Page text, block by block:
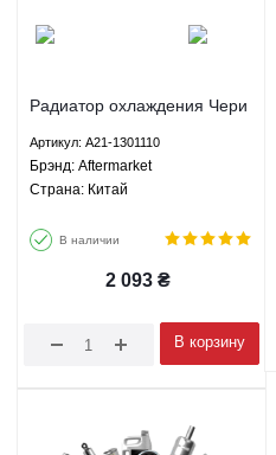
Радиатор охлаждения Чери
Chery Elara E5 M11 M12
Arrizo 3 1.5 1.6 2.0 МКПП -
A21-1301110 Aftermarket
Артикул: A21-1301110
Брэнд: Aftermarket
Страна: Китай
В наличии
2 093₴
В корзину